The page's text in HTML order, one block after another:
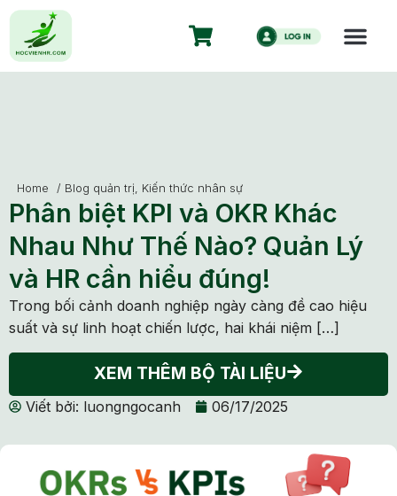
Home / Blog quản trị, Kiến thức nhân sự
Phân biệt KPI và OKR Khác
Nhau Như Thế Nào? Quản Lý
và HR cần hiểu đúng!
Trong bối cảnh doanh nghiệp ngày càng đề cao hiệu
suất và sự linh hoạt chiến lược, hai khái niệm […]
XEM THÊM BỘ TÀI LIỆU
Viết bởi: luongngocanh 06/17/2025